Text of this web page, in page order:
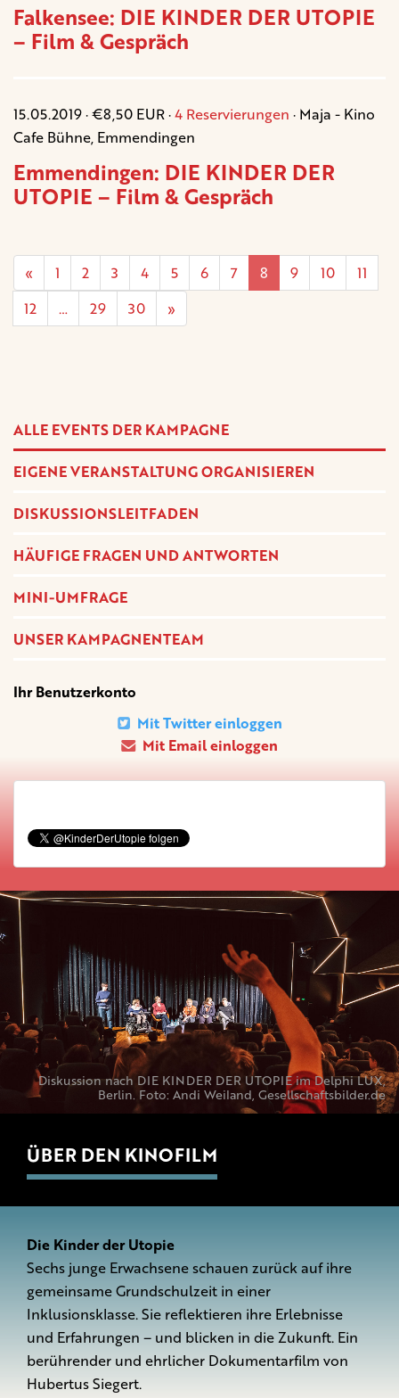
Falkensee: DIE KINDER DER UTOPIE
– Film & Gespräch
15.05.2019 · €8,50 EUR ·4 Reservierungen · Maja - Kino
Cafe Bühne, Emmendingen
Emmendingen: DIE KINDER DER
UTOPIE – Film & Gespräch
« 1 2 3 4 5 6 7 8 9 10
11
12
… 29 30 »
ALLE EVENTS DER KAMPAGNE
EIGENE VERANSTALTUNG ORGANISIEREN
DISKUSSIONSLEITFADEN
HÄUFIGE FRAGEN UND ANTWORTEN
MINI-UMFRAGE
UNSER KAMPAGNENTEAM
Ihr Benutzerkonto
Mit Twitter einloggen
Mit Email einloggen
Diskussion nach DIE KINDER DER UTOPIE im Delphi LUX,
Berlin. Foto: Andi Weiland, Gesellschaftsbilder.de
ÜBER DEN KINOFILM
Die Kinder der Utopie
Sechs junge Erwachsene schauen zurück auf ihre
gemeinsame Grundschulzeit in einer
Inklusionsklasse. Sie reflektieren ihre Erlebnisse
und Erfahrungen – und blicken in die Zukunft. Ein
berührender und ehrlicher Dokumentarfilm von
Hubertus Siegert.